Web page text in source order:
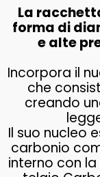
La
forma di
e alte
Incorpora il
che
creando
Il suo nucleo
carbonio
interno con